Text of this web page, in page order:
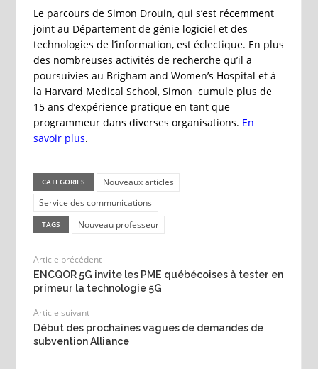
Le parcours de Simon Drouin, qui s’est récemment
joint au Département de génie logiciel et des
technologies de l’information, est éclectique. En plus
des nombreuses activités de recherche qu’il a
poursuivies au Brigham and Women’s Hospital et à
la Harvard Medical School, Simon cumule plus de
15 ans d’expérience pratique en tant que
programmeur dans diverses organisations. En
savoir plus.
CATEGORIES
Nouveaux articles
Service des communications
TAGS Nouveau professeur
Article précédent
ENCQOR 5G invite les PME québécoises à tester en
primeur la technologie 5G
Article suivant
Début des prochaines vagues de demandes de
subvention Alliance